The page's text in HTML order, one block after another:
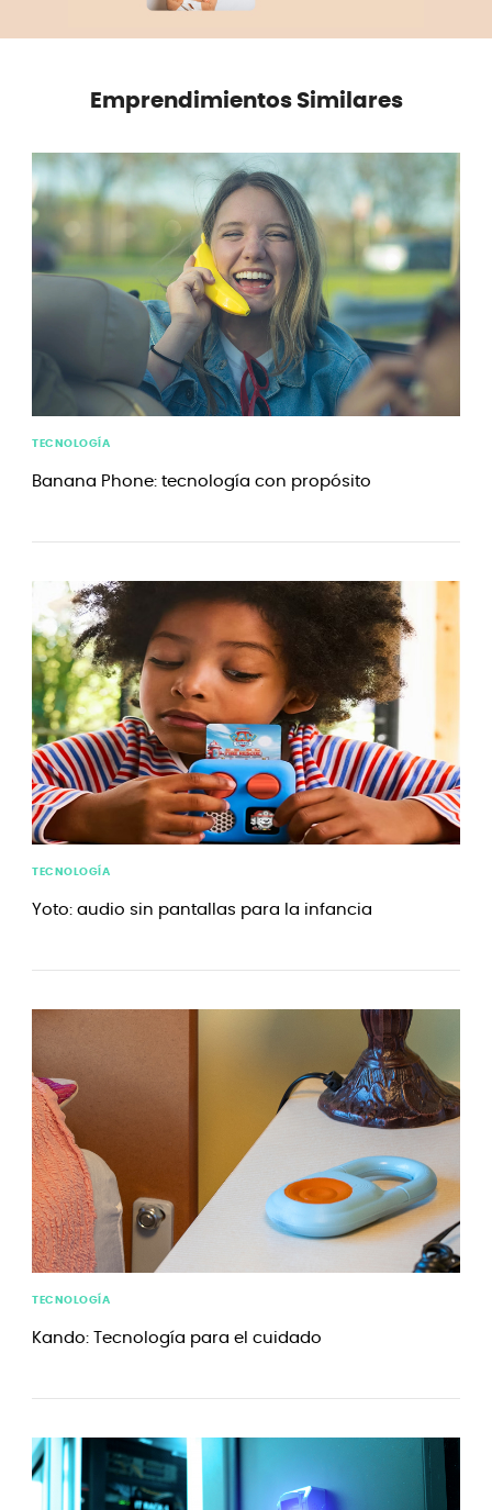
Emprendimientos Similares
TECNOLOGÍA
Banana Phone: tecnología con propósito
TECNOLOGÍA
Yoto: audio sin pantallas para la infancia
TECNOLOGÍA
Kando: Tecnología para el cuidado